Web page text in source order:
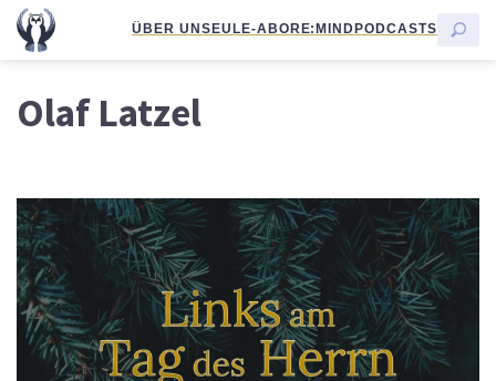
ÜBER UNSEULE-ABORE:MINDPODCASTS
Olaf Latzel